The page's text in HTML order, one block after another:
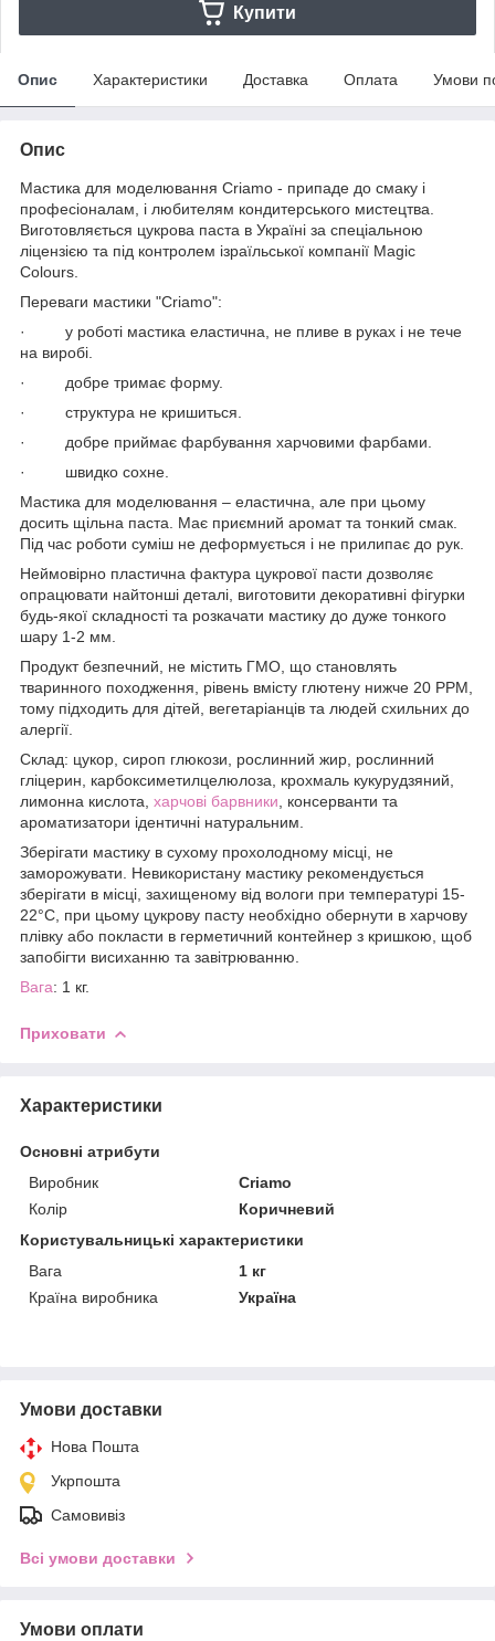
Купити
Опис Характеристики Доставка Оплата Умови
Опис
Мастика для моделювання Criamo - припаде до смаку і
професіоналам, і любителям кондитерського мистецтва.
Виготовляється цукрова паста в Україні за спеціальною
ліцензією та під контролем ізраїльської компанії Magic
Сolours.
Переваги мастики "Criamo":
·
у роботі мастика еластична, не пливе в руках і не тече
на виробі.
·
добре тримає форму.
·
структура не кришиться.
·
добре приймає фарбування харчовими фарбами.
·
швидко сохне.
Мастика для моделювання – еластична, але при цьому
досить щільна паста. Має приємний аромат та тонкий смак.
Під час роботи суміш не деформується і не прилипає до рук.
Неймовірно пластична фактура цукрової пасти дозволяє
опрацювати найтонші деталі, виготовити декоративні фігурки
будь-якої складності та розкачати мастику до дуже тонкого
шару 1-2 мм.
Продукт безпечний, не містить ГМО, що становлять
тваринного походження, рівень вмісту глютену нижче 20 PPM,
тому підходить для дітей, вегетаріанців та людей схильних до
алергії.
Склад: цукор, сироп глюкози, рослинний жир, рослинний
гліцерин, карбоксиметилцелюлоза, крохмаль кукурудзяний,
лимонна кислота, харчові барвники , консерванти та
ароматизатори ідентичні натуральним.
Зберігати мастику в сухому прохолодному місці, не
заморожувати. Невикористану мастику рекомендується
зберігати в місці, захищеному від вологи при температурі 15-
22°С, при цьому цукрову пасту необхідно обернути в харчову
плівку або покласти в герметичний контейнер з кришкою, щоб
запобігти висиханню та завітрюванню.
Вага: 1 кг.
Приховати
Характеристики
Основні атрибути
Виробник
Criamo
Колір
Коричневий
Користувальницькі характеристики
Вага
1 кг
Країна виробника
Україна
Умови доставки
Нова Пошта
Укрпошта
Самовивіз
Всі умови доставки
Умови оплати